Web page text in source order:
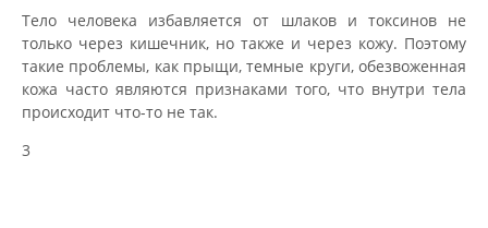
Тело человека избавляется от шлаков и токсинов не
только через кишечник, но также и через кожу. Поэтому
такие проблемы, как прыщи, темные круги, обезвоженная
кожа часто являются признаками того, что внутри тела
происходит что-то не так.
3